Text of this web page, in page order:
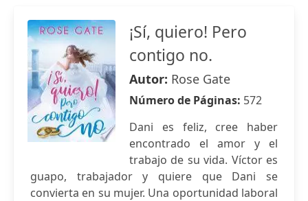
¡Sí, quiero! Pero
contigo no.
Autor: Rose Gate
Número de Páginas: 572
Dani es feliz, cree haber
encontrado el amor y el
trabajo de su vida. Víctor es
guapo, trabajador y quiere que Dani se
convierta en su mujer. Una oportunidad laboral